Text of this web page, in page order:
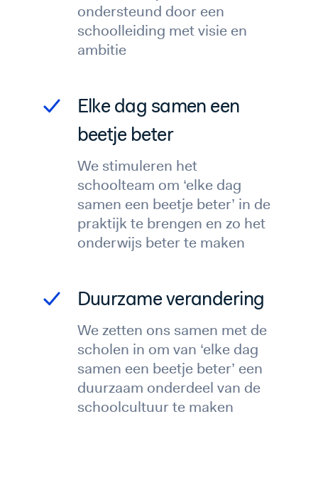
ondersteund door een
schoolleiding met visie en
ambitie
Elke dag samen een
beetje beter
We stimuleren het
schoolteam om ‘elke dag
samen een beetje beter’ in de
praktijk te brengen en zo het
onderwijs beter te maken
Duurzame verandering
We zetten ons samen met de
scholen in om van ‘elke dag
samen een beetje beter’ een
duurzaam onderdeel van de
schoolcultuur te maken